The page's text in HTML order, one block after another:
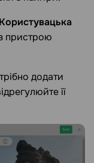
Користувацька
пристрою
додати
її